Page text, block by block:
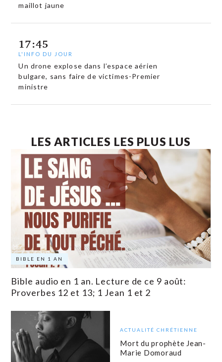
maillot jaune
17:45
L'INFO DU JOUR
Un drone explose dans l’espace aérien
bulgare, sans faire de victimes-Premier
ministre
LES ARTICLES LES PLUS LUS
BIBLE EN 1 AN
Bible audio en 1 an. Lecture de ce 9 août:
Proverbes 12 et 13; 1 Jean 1 et 2
ACTUALITÉ CHRÉTIENNE
Mort du prophète Jean-
Marie Domoraud